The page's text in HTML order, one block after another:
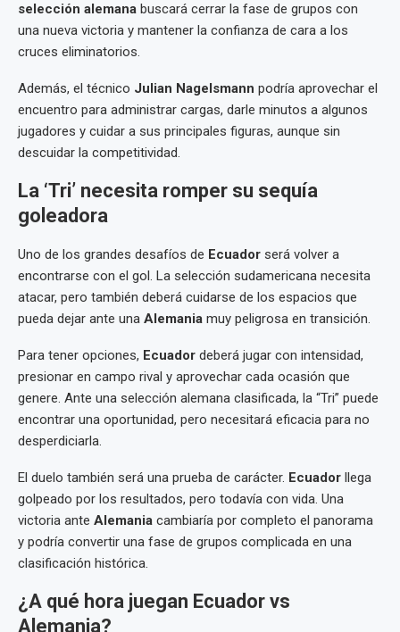
selección alemana buscará cerrar la fase de grupos con
una nueva victoria y mantener la confianza de cara a los
cruces eliminatorios.
Además, el técnico Julian Nagelsmann podría aprovechar el
encuentro para administrar cargas, darle minutos a algunos
jugadores y cuidar a sus principales figuras, aunque sin
descuidar la competitividad.
La ‘Tri’ necesita romper su sequía
goleadora
Uno de los grandes desafíos de Ecuador será volver a
encontrarse con el gol. La selección sudamericana necesita
atacar, pero también deberá cuidarse de los espacios que
pueda dejar ante una Alemania muy peligrosa en transición.
Para tener opciones, Ecuador deberá jugar con intensidad,
presionar en campo rival y aprovechar cada ocasión que
genere. Ante una selección alemana clasificada, la “Tri” puede
encontrar una oportunidad, pero necesitará eficacia para no
desperdiciarla.
El duelo también será una prueba de carácter. Ecuador llega
golpeado por los resultados, pero todavía con vida. Una
victoria ante Alemania cambiaría por completo el panorama
y podría convertir una fase de grupos complicada en una
clasificación histórica.
¿A qué hora juegan Ecuador vs
Alemania?